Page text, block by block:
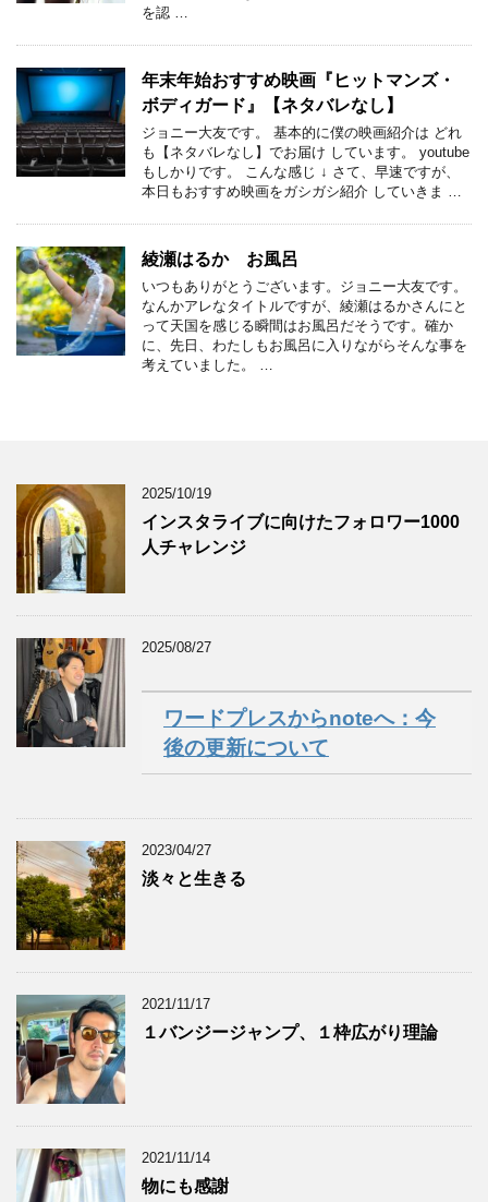
を認 …
年末年始おすすめ映画『ヒットマンズ・
ボディガード』【ネタバレなし】
ジョニー大友です。 基本的に僕の映画紹介は どれ
も【ネタバレなし】でお届け しています。 youtube
もしかりです。 こんな感じ ↓ さて、早速ですが、
本日もおすすめ映画をガシガシ紹介 していきま …
綾瀬はるか お風呂
いつもありがとうございます。ジョニー大友です。
なんかアレなタイトルですが、綾瀬はるかさんにと
って天国を感じる瞬間はお風呂だそうです。確か
に、先日、わたしもお風呂に入りながらそんな事を
考えていました。 …
2025/10/19
インスタライブに向けたフォロワー1000
人チャレンジ
2025/08/27
ワードプレスからnoteへ：今
後の更新について
2023/04/27
淡々と生きる
2021/11/17
１バンジージャンプ、１枠広がり理論
2021/11/14
物にも感謝